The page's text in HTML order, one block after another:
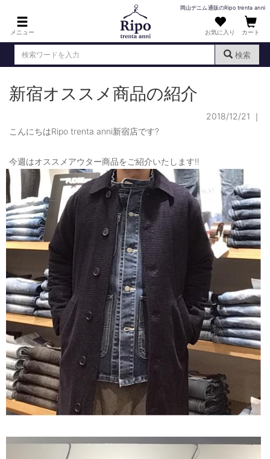
メニュー
岡山デニム通販のRipo trenta anni
お気に入り カート
検索
ログイン （新規会員登録 ）
DENIM : デニム
PANTS : パンツ
TOPS : トップス
T-SHIRT : Tシャツ
KNIT : ニット
SHIRT : シャツ
OUTERS : アウター
LADIES : レディース
DENIM : デニム
PANTS/SKIRT : パンツ・スカート
TOPS : トップス
OUTERS : アウター
MENS : メンズ
新宿オススメ商品の紹介
2018/12/21 ｜
こんにちはRipo trenta anni新宿店です?
今週はオススメアウター商品をご紹介いたします‼️